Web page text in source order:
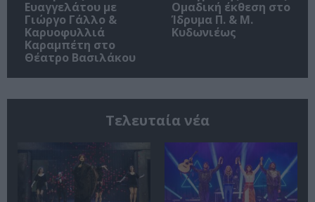
Ευαγγελάτου με
Γιώργο Γάλλο &
Καρυοφυλλιά
Καραμπέτη στο
Θέατρο Βασιλάκου
Ομαδική έκθεση στο
Ίδρυμα Π. & Μ.
Κυδωνιέως
Τελευταία νέα